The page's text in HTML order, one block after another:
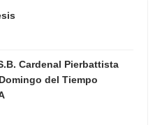
Cardenal Pierbattista
del Tiempo